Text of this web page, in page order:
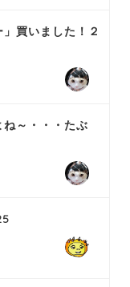
買いました！２
～・・・たぶ